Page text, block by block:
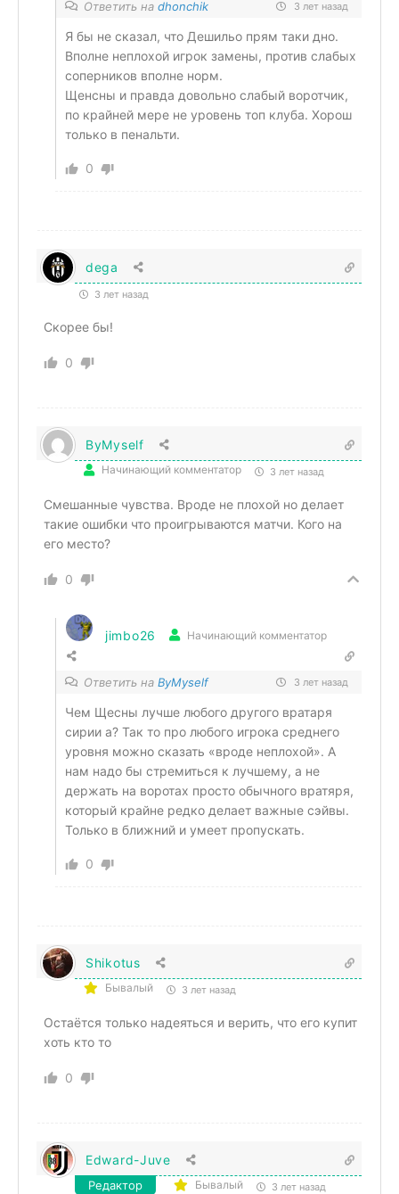
Ответить на dhonchik 3 лет назад
Я бы не сказал, что Дешильо прям таки дно.
Вполне неплохой игрок замены, против слабых
соперников вполне норм.
Щенсны и правда довольно слабый воротчик,
по крайней мере не уровень топ клуба. Хорош
только в пенальти.
0
dega
3 лет назад
Скорее бы!
0
ByMyself
Начинающий комментатор 3 лет назад
Смешанные чувства. Вроде не плохой но делает
такие ошибки что проигрываются матчи. Кого на
его место?
0
jimbo26 Начинающий комментатор
Ответить на ByMyself 3 лет назад
Чем Щесны лучше любого другого вратаря
сирии а? Так то про любого игрока среднего
уровня можно сказать «вроде неплохой». А
нам надо бы стремиться к лучшему, а не
держать на воротах просто обычного вратяря,
который крайне редко делает важные сэйвы.
Только в ближний и умеет пропускать.
0
Shikotus
Бывалый 3 лет назад
Остаётся только надеяться и верить, что его купит
хоть кто то
0
Edward-Juve
Редактор Бывалый 3 лет назад